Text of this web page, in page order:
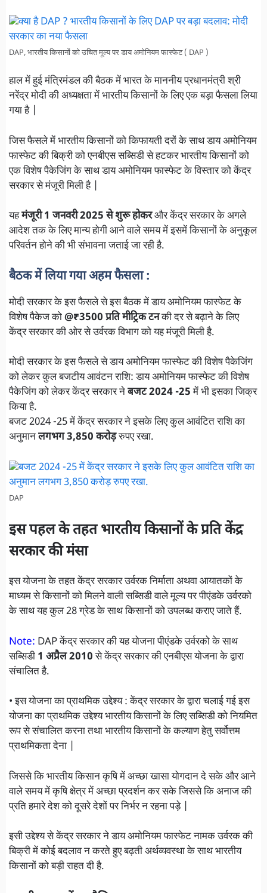
DAP, भारतीय किसानों को उचित मूल्य पर डाय अमोनियम फास्फेट ( DAP )
हाल में हुई मंत्रिमंडल की बैठक में भारत के माननीय प्रधानमंत्री श्री
नरेंद्र मोदी की अध्यक्षता में भारतीय किसानों के लिए एक बड़ा फैसला लिया
गया है |
जिस फैसले में भारतीय किसानों को किफायती दरों के साथ डाय अमोनियम
फास्फेट की बिक्री को एनबीएस सब्सिडी से हटकर भारतीय किसानों को
एक विशेष पैकेजिंग के साथ डाय अमोनियम फास्फेट के विस्तार को केंद्र
सरकार से मंजूरी मिली है |
यहमंजूरी 1 जनवरी 2025 से शुरू होकरऔर केंद्र सरकार के अगले
आदेश तक के लिए मान्य होगी आने वाले समय में इसमें किसानों के अनुकूल
परिवर्तन होने की भी संभावना जताई जा रही है.
बैठक में लिया गया अहम फैसला :
मोदी सरकार के इस फैसले से इस बैठक में डाय अमोनियम फास्फेट के
विशेष पैकेज को@₹3500 प्रति मीट्रिक टनकी दर से बढ़ाने के लिए
केंद्र सरकार की ओर से उर्वरक विभाग को यह मंजूरी मिली है.
मोदी सरकार के इस फैसले से डाय अमोनियम फास्फेट की विशेष पैकेजिंग
को लेकर कुल बजटीय आवंटन राशि: डाय अमोनियम फास्फेट की विशेष
पैकेजिंग को लेकर केंद्र सरकार नेबजट 2024 -25में भी इसका जिक्र
किया है.
बजट 2024 -25 में केंद्र सरकार ने इसके लिए कुल आवंटित राशि का
अनुमानलगभग 3,850 करोड़रुपए रखा.
DAP
इस पहल के तहत भारतीय किसानों के प्रति केंद्र
सरकार की मंसा
इस योजना के तहत केंद्र सरकार उर्वरक निर्माता अथवा आयातकों के
माध्यम से किसानों को मिलने वाली सब्सिडी वाले मूल्य पर पीएंडके उर्वरको
के साथ यह कुल 28 ग्रेड के साथ किसानों को उपलब्ध कराए जाते हैं.
Note: DAP केंद्र सरकार की यह योजना पीएंडके उर्वरको के साथ
सब्सिडी 1 अप्रैल 2010से केंद्र सरकार की एनबीएस योजना के द्वारा
संचालित है.
• इस योजना का प्राथमिक उद्देश्य : केंद्र सरकार के द्वारा चलाई गई इस
योजना का प्राथमिक उद्देश्य भारतीय किसानों के लिए सब्सिडी को नियमित
रूप से संचालित करना तथा भारतीय किसानों के कल्याण हेतु सर्वोत्तम
प्राथमिकता देना |
जिससे कि भारतीय किसान कृषि में अच्छा खासा योगदान दे सके और आने
वाले समय में कृषि क्षेत्र में अच्छा प्रदर्शन कर सके जिससे कि अनाज की
प्रति हमारे देश को दूसरे देशों पर निर्भर न रहना पड़े |
इसी उद्देश्य से केंद्र सरकार ने डाय अमोनियम फास्फेट नामक उर्वरक की
बिक्री में कोई बदलाव न करते हुए बढ़ती अर्थव्यवस्था के साथ भारतीय
किसानों को बड़ी राहत दी है.